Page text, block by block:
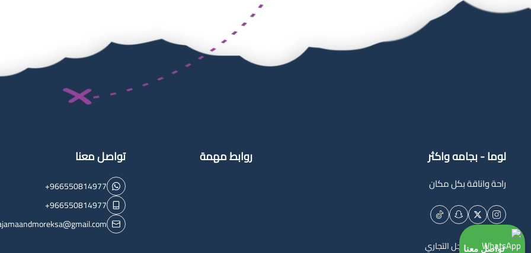
لوما - بجامه واكثر
راحة واناقة بكل مكان
السجل التجاري
روابط مهمة تواصل معنا
+966550814977
+966550814977
تواصل معنا